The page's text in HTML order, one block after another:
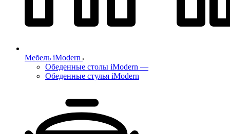
Мебель iModern
Обеденные столы iModern —
Обеденные стулья iModern